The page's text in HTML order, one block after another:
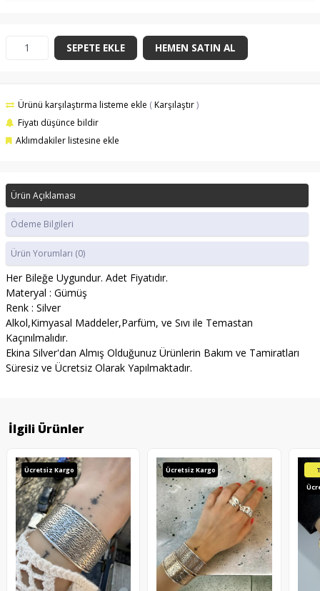
SEPETE EKLE HEMEN SATIN AL
Ürünü karşılaştırma listeme ekle (Karşılaştır)
Fiyatı düşünce bildir
Aklımdakiler listesine ekle
Ürün Açıklaması
Ödeme Bilgileri
Ürün Yorumları (0)
Her Bileğe Uygundur. Adet Fiyatıdır.
Materyal : Gümüş
​Renk : Silver
Alkol,Kimyasal Maddeler,Parfüm, ve Sıvı ile Temastan
Kaçınılmalıdır.
Ekina Silver'dan Almış Olduğunuz Ürünlerin Bakım ve Tamiratları
Süresiz ve Ücretsiz Olarak Yapılmaktadır.
İlgili Ürünler
Ücretsiz Kargo Ücretsiz Kargo